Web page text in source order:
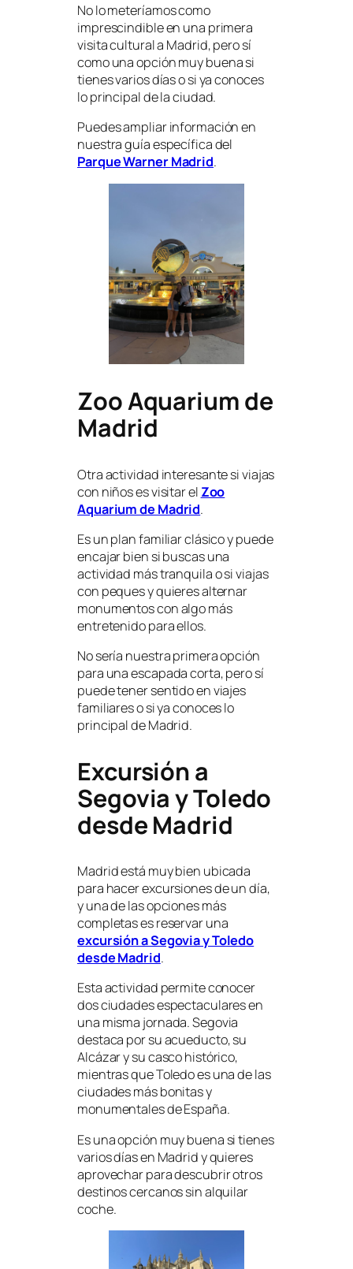
No lo meteríamos como
imprescindible en una primera
visita cultural a Madrid, pero sí
como una opción muy buena si
tienes varios días o si ya conoces
lo principal de la ciudad.
Puedes ampliar información en
nuestra guía específica del
Parque Warner Madrid.
Zoo Aquarium de
Madrid
Otra actividad interesante si viajas
con niños es visitar el Zoo
Aquarium de Madrid.
Es un plan familiar clásico y puede
encajar bien si buscas una
actividad más tranquila o si viajas
con peques y quieres alternar
monumentos con algo más
entretenido para ellos.
No sería nuestra primera opción
para una escapada corta, pero sí
puede tener sentido en viajes
familiares o si ya conoces lo
principal de Madrid.
Excursión a
Segovia y Toledo
desde Madrid
Madrid está muy bien ubicada
para hacer excursiones de un día,
y una de las opciones más
completas es reservar una
excursión a Segovia y Toledo
desde Madrid.
Esta actividad permite conocer
dos ciudades espectaculares en
una misma jornada. Segovia
destaca por su acueducto, su
Alcázar y su casco histórico,
mientras que Toledo es una de las
ciudades más bonitas y
monumentales de España.
Es una opción muy buena si tienes
varios días en Madrid y quieres
aprovechar para descubrir otros
destinos cercanos sin alquilar
coche.